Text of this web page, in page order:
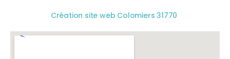
Création site web Colomiers 31770